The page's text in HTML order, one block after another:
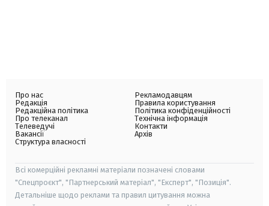
Про нас
Редакція
Редакційна політика
Про телеканал
Телеведучі
Вакансії
Структура власності
Рекламодавцям
Правила користування
Політика конфіденційності
Технічна інформація
Контакти
Архів
Всі комерційні рекламні матеріали позначені словами
"Спецпроєкт", "Партнерський матеріал", "Експерт", "Позиція".
Детальніше щодо реклами та правил цитування можна